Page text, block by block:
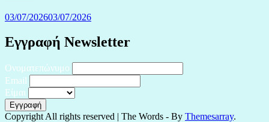
03/07/202603/07/2026
Εγγραφή Newsletter
Ονοματεπώνυμο
Email
Είμαι
Copyright All rights reserved | The Words - By Themesarray.